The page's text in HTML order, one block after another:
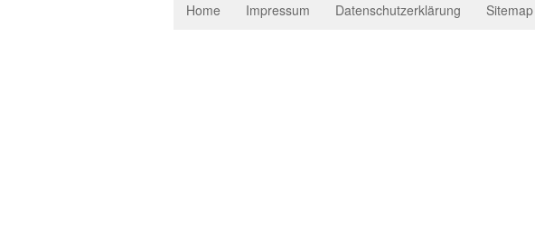
Home Impressum Datenschutzerklärung Sitemap